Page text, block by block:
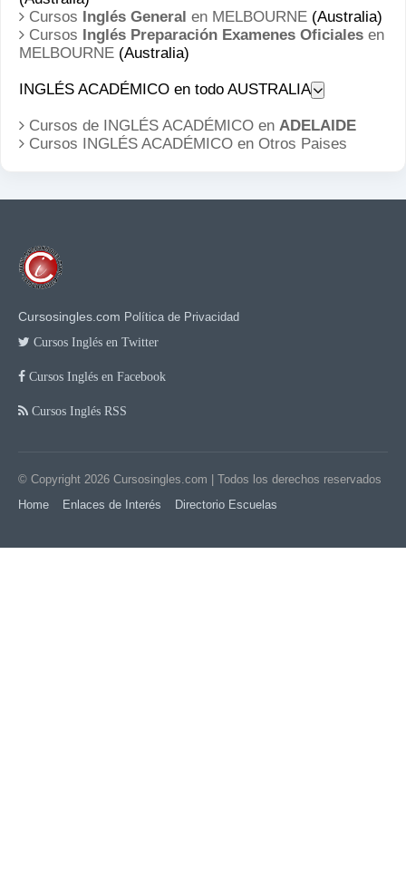
Cursos Inglés General en MELBOURNE (Australia)
Cursos Inglés Preparación Examenes Oficiales en
MELBOURNE (Australia)
INGLÉS ACADÉMICO en todo AUSTRALIA
Cursos de INGLÉS ACADÉMICO en ADELAIDE
Cursos INGLÉS ACADÉMICO en Otros Paises
Cursosingles.com Política de Privacidad
Cursos Inglés en Twitter
Cursos Inglés en Facebook
Cursos Inglés RSS
© Copyright 2026 Cursosingles.com | Todos los derechos reservados
Home
Enlaces de Interés Directorio Escuelas